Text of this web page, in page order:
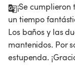
¡Se
un tiempo
Los baños y las
mantenidos. Por
estupenda.